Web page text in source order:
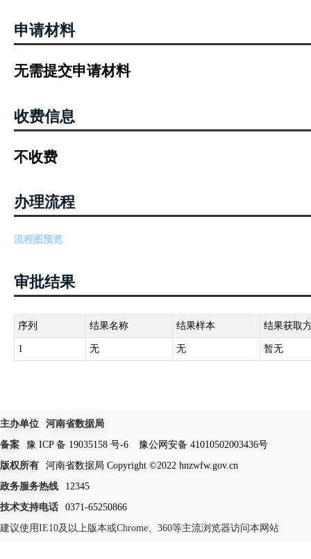
申请材料
无需提交申请材料
收费信息
不收费
办理流程
流程图预览
审批结果
序列 结果名称 结果样本 结果获取
1 无 无 暂无
主办单位
河南省数据局
备案
豫 ICP 备 19035158 号-6
豫公网安备 41010502003436号
版权所有
河南省数据局 Copyright ©2022 hnzwfw.gov.cn
政务服务热线
12345
技术支持电话
0371-65250866
建议使用IE10及以上版本或Chrome、360等主流浏览器访问本网站